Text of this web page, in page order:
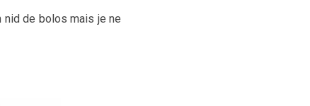
de bolos mais je ne